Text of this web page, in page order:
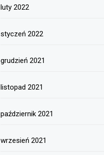
luty 2022
styczeń 2022
grudzień 2021
listopad 2021
październik 2021
wrzesień 2021